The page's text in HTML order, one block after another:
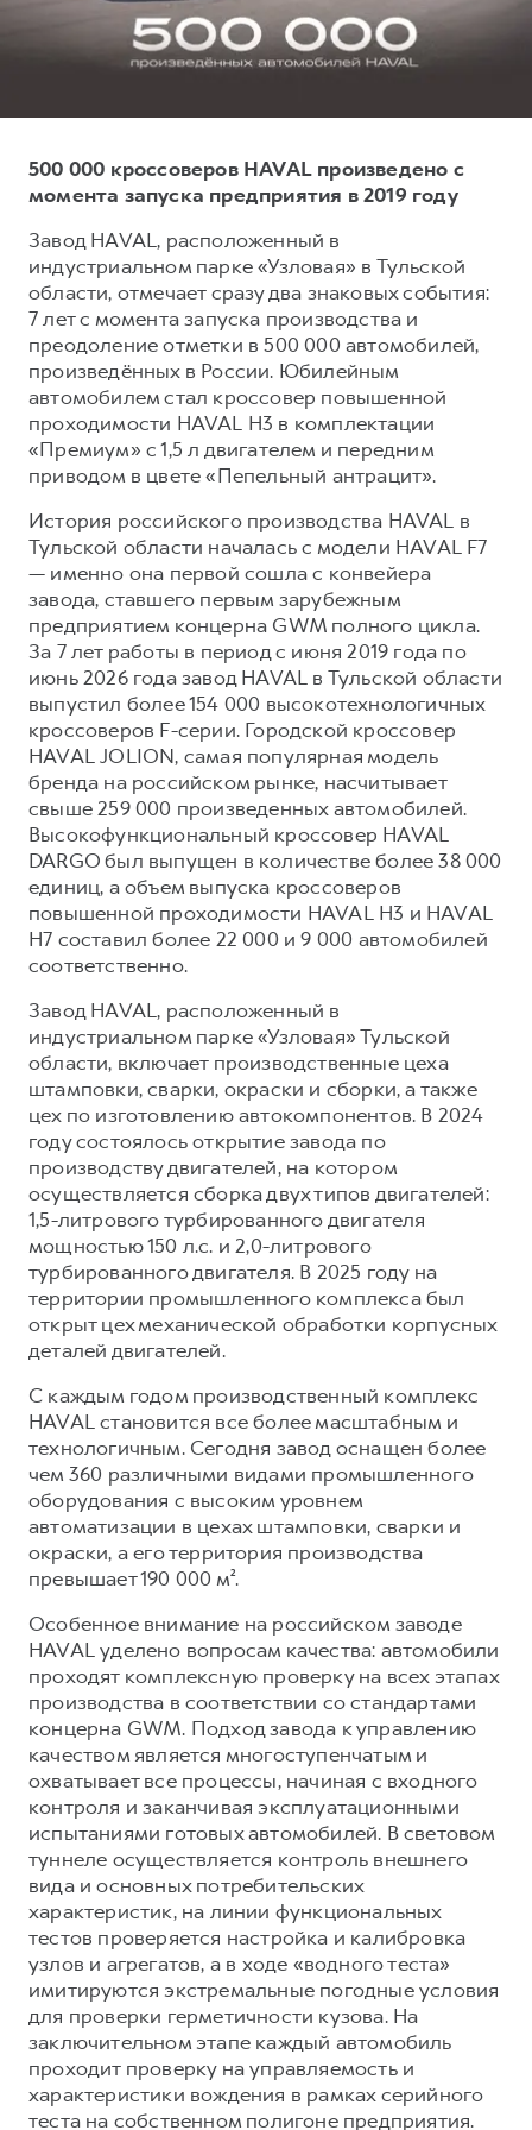
от 3 199 000 ₽ от 3 499 000 ₽
F7
от 2 899 000 ₽
POER
Тест-драйв
Кредитный калькулятор
Страхование
Кредит
КОРПОРАТИВНЫМ КЛИЕНТАМ
Для малого бизнеса
Корпоративным клиентам
Крупным корпоративным клиентам
Сервис для корпоративных клиентов
HAVAL Лизинг
АКСЕССУАРЫ HAVAL
Автомобильные аксессуары
Коллекция CITY
Коллекция Базовая
Коллекция Детская
СЕРВИСНОЕ ОБСЛУЖИВАНИЕ
Нулевое ТО
Программа «Помощь на дороге»
Электронный ПТС
ПОДДЕРЖКА
GWM Безопасность
Гарантия HAVAL
Мобильное приложение GWM
Программа «HAVAL Защита+»
Руководства по эксплуатации
АКСЕССУАРЫ HAVAL
Автомобильные аксессуары
Коллекция CITY
Коллекция Базовая
Коллекция Детская
О дилере
Наша команда
Контакты
500 000 кроссоверов HAVAL произведено с
момента запуска предприятия в 2019 году
Завод HAVAL, расположенный в
индустриальном парке «Узловая» в Тульской
области, отмечает сразу два знаковых события:
7 лет с момента запуска производства и
преодоление отметки в 500 000 автомобилей,
произведённых в России. Юбилейным
автомобилем стал кроссовер повышенной
проходимости HAVAL H3 в комплектации
«Премиум» с 1,5 л двигателем и передним
приводом в цвете «Пепельный антрацит».
История российского производства HAVAL в
Тульской области началась с модели HAVAL F7
— именно она первой сошла с конвейера
завода, ставшего первым зарубежным
предприятием концерна GWM полного цикла.
За 7 лет работы в период с июня 2019 года по
июнь 2026 года завод HAVAL в Тульской области
выпустил более 154 000 высокотехнологичных
кроссоверов F-серии. Городской кроссовер
HAVAL JOLION, самая популярная модель
бренда на российском рынке, насчитывает
свыше 259 000 произведенных автомобилей.
Высокофункциональный кроссовер HAVAL
DARGO был выпущен в количестве более 38 000
единиц, а объем выпуска кроссоверов
повышенной проходимости HAVAL H3 и HAVAL
H7 составил более 22 000 и 9 000 автомобилей
соответственно.
Завод HAVAL, расположенный в
индустриальном парке «Узловая» Тульской
области, включает производственные цеха
штамповки, сварки, окраски и сборки, а также
цех по изготовлению автокомпонентов. В 2024
году состоялось открытие завода по
производству двигателей, на котором
осуществляется сборка двух типов двигателей:
1,5-литрового турбированного двигателя
мощностью 150 л.с. и 2,0-литрового
турбированного двигателя. В 2025 году на
территории промышленного комплекса был
открыт цех механической обработки корпусных
деталей двигателей.
С каждым годом производственный комплекс
HAVAL становится все более масштабным и
технологичным. Сегодня завод оснащен более
чем 360 различными видами промышленного
оборудования с высоким уровнем
автоматизации в цехах штамповки, сварки и
окраски, а его территория производства
превышает 190 000 м².
Особенное внимание на российском заводе
HAVAL уделено вопросам качества: автомобили
проходят комплексную проверку на всех этапах
производства в соответствии со стандартами
концерна GWM. Подход завода к управлению
качеством является многоступенчатым и
охватывает все процессы, начиная с входного
контроля и заканчивая эксплуатационными
испытаниями готовых автомобилей. В световом
туннеле осуществляется контроль внешнего
вида и основных потребительских
характеристик, на линии функциональных
тестов проверяется настройка и калибровка
узлов и агрегатов, а в ходе «водного теста»
имитируются экстремальные погодные условия
для проверки герметичности кузова. На
заключительном этапе каждый автомобиль
проходит проверку на управляемость и
характеристики вождения в рамках серийного
теста на собственном полигоне предприятия.